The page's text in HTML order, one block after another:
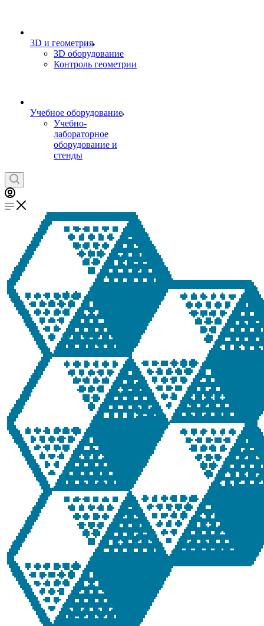
3D и геометрия
3D оборудование
Контроль геометрии
Учебное оборудование
Учебно-
лабораторное
оборудование и
стенды